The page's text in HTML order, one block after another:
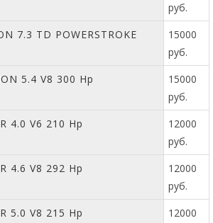
руб.
7.3 TD POWERSTROKE
15000
руб.
5.4 V8 300 Hp
15000
руб.
4.0 V6 210 Hp
12000
руб.
4.6 V8 292 Hp
12000
руб.
5.0 V8 215 Hp
12000